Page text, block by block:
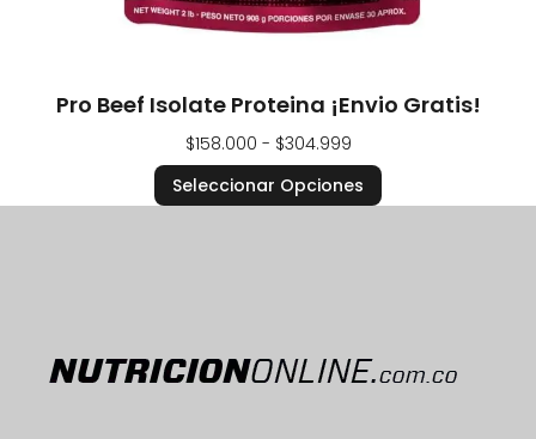
Pro Beef Isolate Proteina ¡Envio Gratis!
$158.000 - $304.999
Seleccionar Opciones